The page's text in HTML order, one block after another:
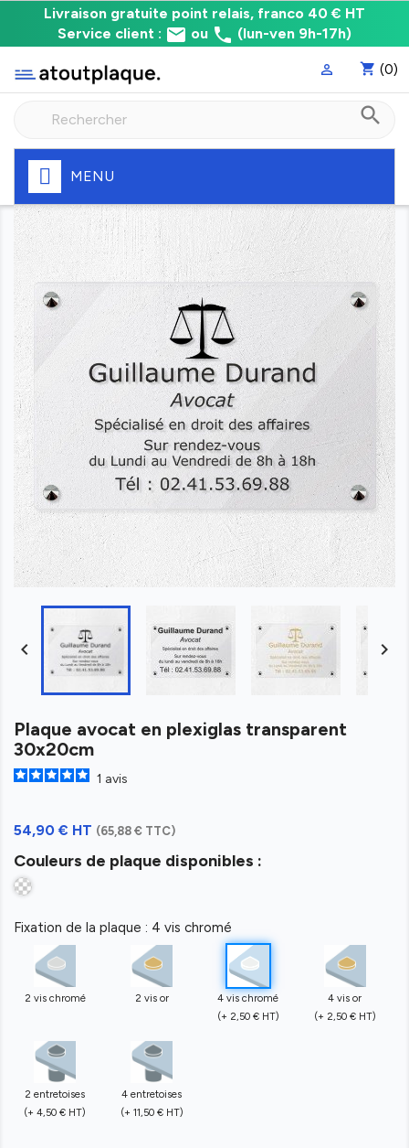
Livraison gratuite point relais, franco 40 € HT
Service client : email ou phone (lun-ven 9h-17h)
Livraison
relais,
franco
Fabrication
express
de
votre
plaque
shopping_cart (0)

search
MENU
 
Plaque avocat en plexiglas transparent
30x20cm
1 avis
54,90 € HT (65,88 € TTC)
Couleurs de plaque disponibles :
Fixation de la plaque : 4 vis chromé
2 vis chromé 2 vis or
4 vis chromé
(+ 2,50 € HT)
4 vis or
(+ 2,50 € HT)
2 entretoises
(+ 4,50 € HT)
4 entretoises
(+ 11,50 € HT)